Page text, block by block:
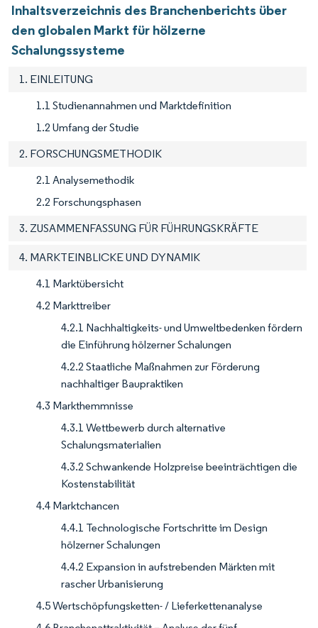
Inhaltsverzeichnis des Branchenberichts über
den globalen Markt für hölzerne
Schalungssysteme
1. EINLEITUNG
1.1 Studienannahmen und Marktdefinition
1.2 Umfang der Studie
2. FORSCHUNGSMETHODIK
2.1 Analysemethodik
2.2 Forschungsphasen
3. ZUSAMMENFASSUNG FÜR FÜHRUNGSKRÄFTE
4. MARKTEINBLICKE UND DYNAMIK
4.1 Marktübersicht
4.2 Markttreiber
4.2.1 Nachhaltigkeits- und Umweltbedenken fördern
die Einführung hölzerner Schalungen
4.2.2 Staatliche Maßnahmen zur Förderung
nachhaltiger Baupraktiken
4.3 Markthemmnisse
4.3.1 Wettbewerb durch alternative
Schalungsmaterialien
4.3.2 Schwankende Holzpreise beeinträchtigen die
Kostenstabilität
4.4 Marktchancen
4.4.1 Technologische Fortschritte im Design
hölzerner Schalungen
4.4.2 Expansion in aufstrebenden Märkten mit
rascher Urbanisierung
4.5 Wertschöpfungsketten- / Lieferkettenanalyse